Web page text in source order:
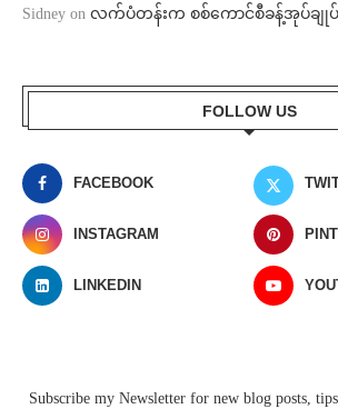
Sidney on လက်ပံတန်းက စစ်ကောင်စီခန့်အုပ်ချုပ်
FOLLOW US
FACEBOOK
INSTAGRAM
LINKEDIN
Subscribe my Newsletter for new blog posts,